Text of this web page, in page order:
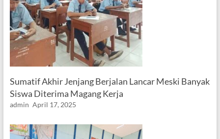
Sumatif Akhir Jenjang Berjalan Lancar Meski Banyak
Siswa Diterima Magang Kerja
admin April 17, 2025